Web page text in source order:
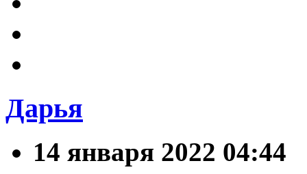
Дарья
14 января 2022 04:44